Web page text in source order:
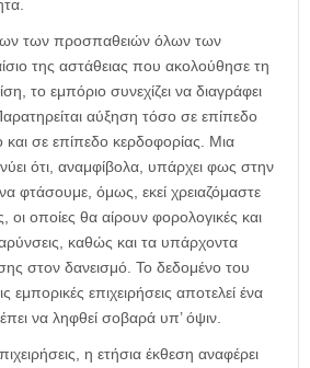
των προσπαθειών όλων των
της αστάθειας που ακολούθησε τη
το εμπόριο συνεχίζει να διαγράφει
αύξηση τόσο σε επίπεδο
σε επίπεδο κερδοφορίας. Μια
ότι, αναμφίβολα, υπάρχει φως στην
φτάσουμε, όμως, εκεί χρειαζόμαστε
οι οποίες θα αίρουν φορολογικές και
καθώς και τα υπάρχοντα
στον δανεισμό. Το δεδομένο του
εμπορικές επιχειρήσεις αποτελεί ένα
να ληφθεί σοβαρά υπ’ όψιν.
η ετήσια έκθεση αναφέρει